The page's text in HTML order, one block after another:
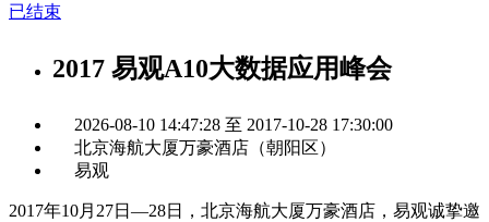
已结束
2017 易观A10大数据应用峰会
2026-08-10 14:47:28 至 2017-10-28 17:30:00
北京海航大厦万豪酒店（朝阳区）
易观
2017年10月27日—28日，北京海航大厦万豪酒店，易观诚挚邀